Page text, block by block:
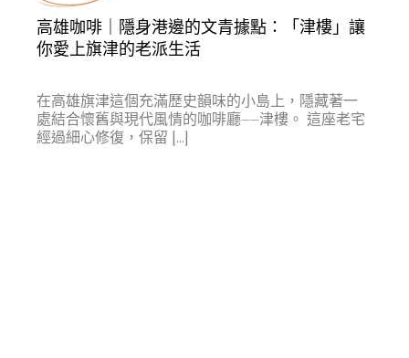
高雄咖啡｜隱身港邊的文青據點：「津樓」讓
你愛上旗津的老派生活
在高雄旗津這個充滿歷史韻味的小島上，隱藏著一
處結合懷舊與現代風情的咖啡廳——津樓。 這座老宅
經過細心修復，保留 […]